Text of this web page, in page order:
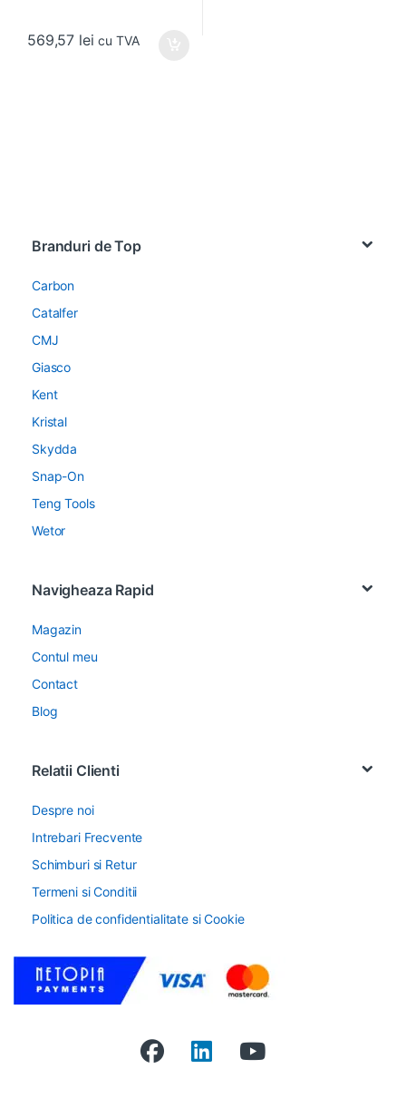
569,57 lei cu TVA
Branduri de Top
Carbon
Catalfer
CMJ
Giasco
Kent
Kristal
Skydda
Snap-On
Teng Tools
Wetor
Navigheaza Rapid
Magazin
Contul meu
Contact
Blog
Relatii Clienti
Despre noi
Intrebari Frecvente
Schimburi si Retur
Termeni si Conditii
Politica de confidentialitate si Cookie